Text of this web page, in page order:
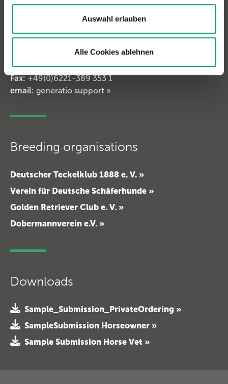
Auswahl erlauben
Alle Cookies ablehnen
Contact: Horse Genetics
monday to friday:9 am - 12 pm
monday and thursday:2 - 4 pm
Phone: +49(0)6221 389 353 8
Fax:+49(0)6221-389 353 1
email: generatio support »
Breeding organisations
Deutscher Teckelklub 1888 e. V. »
Verein für Deutsche Schäferhunde »
Golden Retriever Club e. V. »
Dobermannverein e.V. »
Downloads
Sample_Submission_PrivateOrdering »
SampleSubmission Horseowner »
Sample Submission Horse Vet »